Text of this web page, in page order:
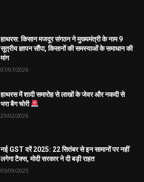
हाथरस: किसान मजदूर संगठन ने मुख्यमंत्री के नाम 9
सूत्रीय ज्ञापन सौंपा, किसानों की समस्याओं के समाधान की
मांग
07/07/2026
हाथरस में शादी समारोह से लाखों के जेवर और नकदी से
भरा बैग चोरी
23/02/2026
नई GST दरें 2025: 22 सितंबर से इन सामानों पर नहीं
लगेगा टैक्स, मोदी सरकार ने दी बड़ी राहत
05/09/2025